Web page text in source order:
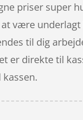
priser super
være
til dig
er direkte til